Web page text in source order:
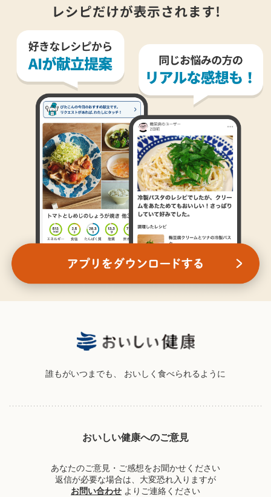
誰もがいつまでも、 おいしく食べられるように
おいしい健康へのご意見
あなたのご意見・ご感想をお聞かせください
返信が必要な場合は、大変恐れ入りますが
お問い合わせ よりご連絡ください